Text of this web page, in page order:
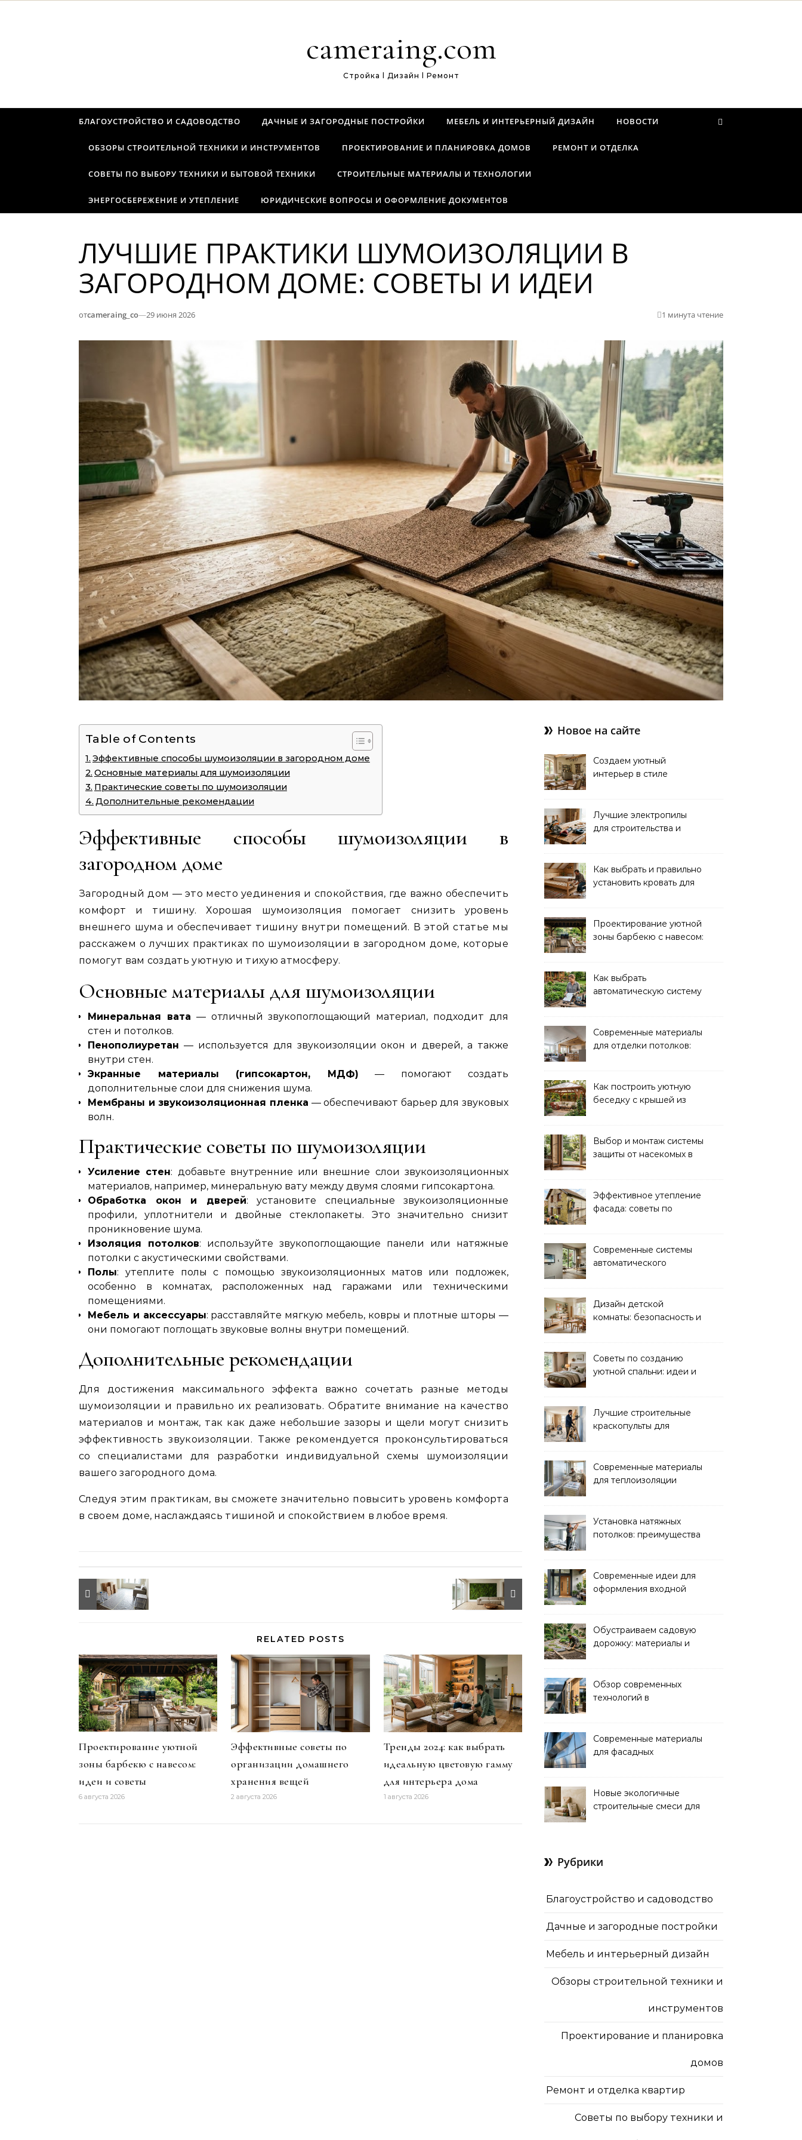
cameraing.com
Стройка l Дизайн l Ремонт
БЛАГОУСТРОЙСТВО И САДОВОДСТВО ДАЧНЫЕ И ЗАГОРОДНЫЕ ПОСТРОЙКИ МЕБЕЛЬ И ИНТЕРЬЕРНЫЙ ДИЗАЙН НОВОСТИ
ОБЗОРЫ СТРОИТЕЛЬНОЙ ТЕХНИКИ И ИНСТРУМЕНТОВ ПРОЕКТИРОВАНИЕ И ПЛАНИРОВКА ДОМОВ РЕМОНТ И ОТДЕЛКА
СОВЕТЫ ПО ВЫБОРУ ТЕХНИКИ И БЫТОВОЙ ТЕХНИКИ СТРОИТЕЛЬНЫЕ МАТЕРИАЛЫ И ТЕХНОЛОГИИ
ЭНЕРГОСБЕРЕЖЕНИЕ И УТЕПЛЕНИЕ ЮРИДИЧЕСКИЕ ВОПРОСЫ И ОФОРМЛЕНИЕ ДОКУМЕНТОВ
ЛУЧШИЕ ПРАКТИКИ ШУМОИЗОЛЯЦИИ В
ЗАГОРОДНОМ ДОМЕ: СОВЕТЫ И ИДЕИ
отcameraing_co—29 июня 2026 1 минута чтение
Table of Contents
Эффективные способы шумоизоляции в загородном доме
Основные материалы для шумоизоляции
Практические советы по шумоизоляции
Дополнительные рекомендации
Эффективные способы шумоизоляции в
загородном доме
Загородный дом — это место уединения и спокойствия, где важно обеспечить
комфорт и тишину. Хорошая шумоизоляция помогает снизить уровень
внешнего шума и обеспечивает тишину внутри помещений. В этой статье мы
расскажем о лучших практиках по шумоизоляции в загородном доме, которые
помогут вам создать уютную и тихую атмосферу.
Основные материалы для шумоизоляции
Минеральная вата — отличный звукопоглощающий материал, подходит для
стен и потолков.
Пенополиуретан — используется для звукоизоляции окон и дверей, а также
внутри стен.
Экранные материалы (гипсокартон, МДФ) — помогают создать
дополнительные слои для снижения шума.
Мембраны и звукоизоляционная пленка — обеспечивают барьер для звуковых
волн.
Практические советы по шумоизоляции
Усиление стен: добавьте внутренние или внешние слои звукоизоляционных
материалов, например, минеральную вату между двумя слоями гипсокартона.
Обработка окон и дверей: установите специальные звукоизоляционные
профили, уплотнители и двойные стеклопакеты. Это значительно снизит
проникновение шума.
Изоляция потолков: используйте звукопоглощающие панели или натяжные
потолки с акустическими свойствами.
Полы: утеплите полы с помощью звукоизоляционных матов или подложек,
особенно в комнатах, расположенных над гаражами или техническими
помещениями.
Мебель и аксессуары: расставляйте мягкую мебель, ковры и плотные шторы —
они помогают поглощать звуковые волны внутри помещений.
Дополнительные рекомендации
Для достижения максимального эффекта важно сочетать разные методы
шумоизоляции и правильно их реализовать. Обратите внимание на качество
материалов и монтаж, так как даже небольшие зазоры и щели могут снизить
эффективность звукоизоляции. Также рекомендуется проконсультироваться
со специалистами для разработки индивидуальной схемы шумоизоляции
вашего загородного дома.
Следуя этим практикам, вы сможете значительно повысить уровень комфорта
в своем доме, наслаждаясь тишиной и спокойствием в любое время.
RELATED POSTS
Проектирование уютной
зоны барбекю с навесом:
идеи и советы
6 августа 2026
Эффективные советы по
организации домашнего
хранения вещей
2 августа 2026
Тренды 2024: как выбрать
идеальную цветовую гамму
для интерьера дома
1 августа 2026
Новое на сайте
Создаем уютный
интерьер в стиле
Лучшие электропилы
для строительства и
Как выбрать и правильно
установить кровать для
Проектирование уютной
зоны барбекю с навесом:
Как выбрать
автоматическую систему
Современные материалы
для отделки потолков:
Как построить уютную
беседку с крышей из
Выбор и монтаж системы
защиты от насекомых в
Эффективное утепление
фасада: советы по
Современные системы
автоматического
Дизайн детской
комнаты: безопасность и
Советы по созданию
уютной спальни: идеи и
Лучшие строительные
краскопульты для
окрашивания
Современные материалы
для теплоизоляции
Установка натяжных
потолков: преимущества
Современные идеи для
оформления входной
Обустраиваем садовую
дорожку: материалы и
Обзор современных
технологий в
домов
Современные материалы
для фасадных
новинок
Новые экологичные
строительные смеси для
Рубрики
Благоустройство и садоводство
Дачные и загородные постройки
Мебель и интерьерный дизайн
Обзоры строительной техники и
инструментов
Проектирование и планировка
домов
Ремонт и отделка квартир
Советы по выбору техники и